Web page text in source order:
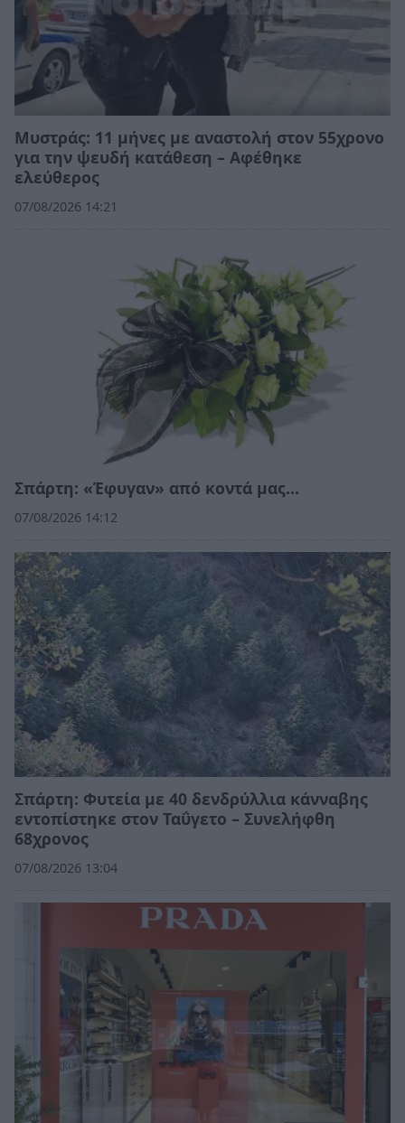
Μυστράς: 11 μήνες με αναστολή στον 55χρονο
για την ψευδή κατάθεση – Αφέθηκε
ελεύθερος
07/08/2026 14:21
Σπάρτη: «Έφυγαν» από κοντά μας…
07/08/2026 14:12
Σπάρτη: Φυτεία με 40 δενδρύλλια κάνναβης
εντοπίστηκε στον Ταΰγετο – Συνελήφθη
68χρονος
07/08/2026 13:04